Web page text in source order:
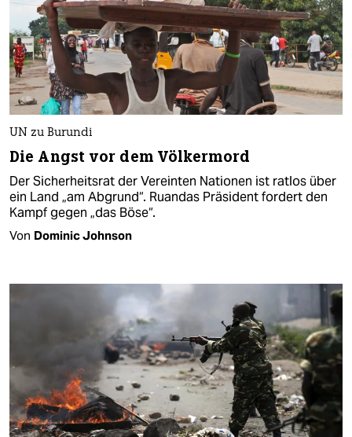
UN zu Burundi
Die Angst vor dem Völkermord
Der Sicherheitsrat der Vereinten Nationen ist ratlos über
ein Land „am Abgrund“. Ruandas Präsident fordert den
Kampf gegen „das Böse“.
Von Dominic Johnson